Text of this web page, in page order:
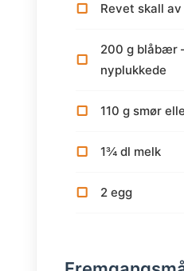
Revet skall
200 g blåbær
nyplukkede
110 g smør
1¾ dl melk
2 egg